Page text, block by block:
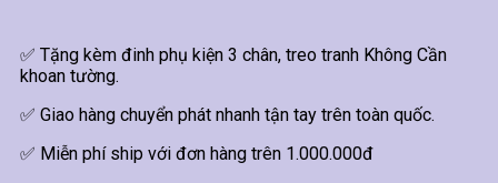
✅ Tặng kèm đinh phụ kiện 3 chân, treo tranh Không Cần
khoan tường.
✅ Giao hàng chuyển phát nhanh tận tay trên toàn quốc.
✅ Miễn phí ship với đơn hàng trên 1.000.000đ